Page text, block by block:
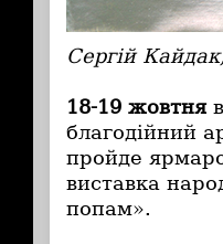
Сергій
18-19 жовтняв
благодійний
пройде
виставка
попам».